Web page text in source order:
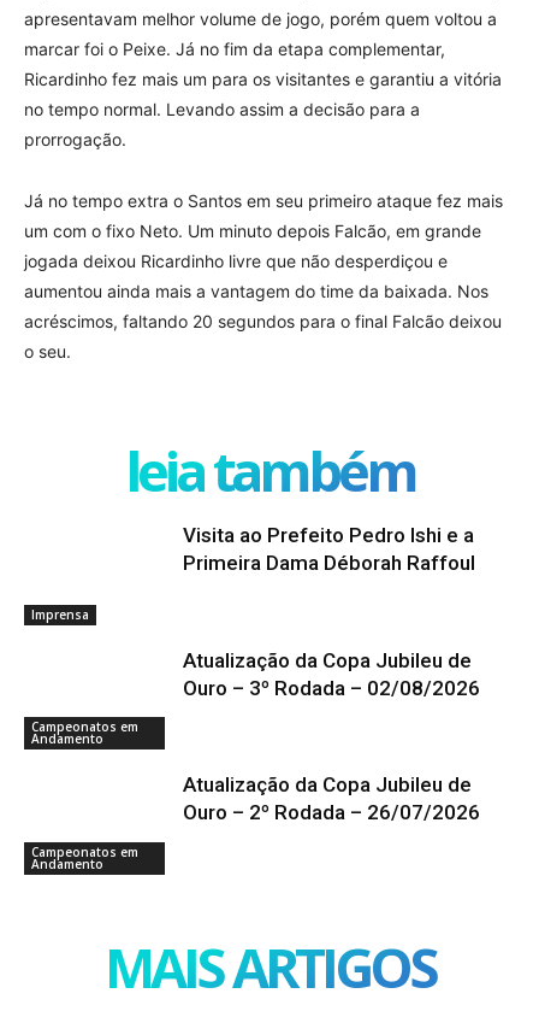
apresentavam melhor volume de jogo, porém quem voltou a
marcar foi o Peixe. Já no fim da etapa complementar,
Ricardinho fez mais um para os visitantes e garantiu a vitória
no tempo normal. Levando assim a decisão para a
prorrogação.
Já no tempo extra o Santos em seu primeiro ataque fez mais
um com o fixo Neto. Um minuto depois Falcão, em grande
jogada deixou Ricardinho livre que não desperdiçou e
aumentou ainda mais a vantagem do time da baixada. Nos
acréscimos, faltando 20 segundos para o final Falcão deixou
o seu.
leia também
Imprensa
Visita ao Prefeito Pedro Ishi e a
Primeira Dama Déborah Raffoul
Campeonatos em
Andamento
Atualização da Copa Jubileu de
Ouro – 3º Rodada – 02/08/2026
Campeonatos em
Andamento
Atualização da Copa Jubileu de
Ouro – 2º Rodada – 26/07/2026
MAIS ARTIGOS